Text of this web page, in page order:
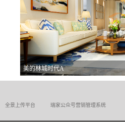
美的林城时代A
全景上传平台 瑞家公众号营销管理系统